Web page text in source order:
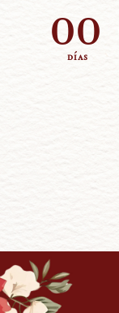
00
días